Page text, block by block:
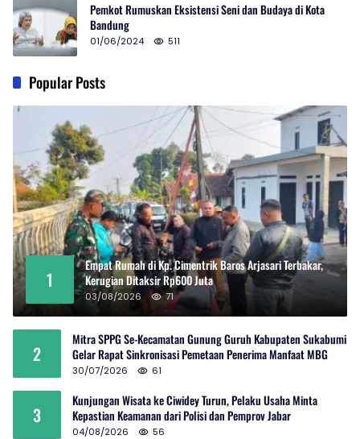
Pemkot Rumuskan Eksistensi Seni dan Budaya di Kota
Bandung
01/06/2024 511
Popular Posts
1
Empat Rumah di Kp. Cimentrik Baros Arjasari Terbakar,
Kerugian Ditaksir Rp600 Juta
03/08/2026 71
2
Mitra SPPG Se-Kecamatan Gunung Guruh Kabupaten Sukabumi
Gelar Rapat Sinkronisasi Pemetaan Penerima Manfaat MBG
30/07/2026 61
3
Kunjungan Wisata ke Ciwidey Turun, Pelaku Usaha Minta
Kepastian Keamanan dari Polisi dan Pemprov Jabar
04/08/2026 56